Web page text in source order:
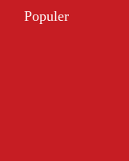
Populer